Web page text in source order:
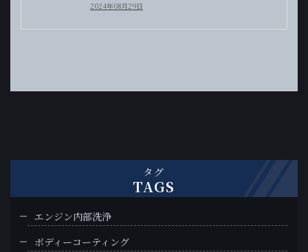
2024年08月29日
タグ
TAGS
エンジン内部洗浄
ボディーコーティング